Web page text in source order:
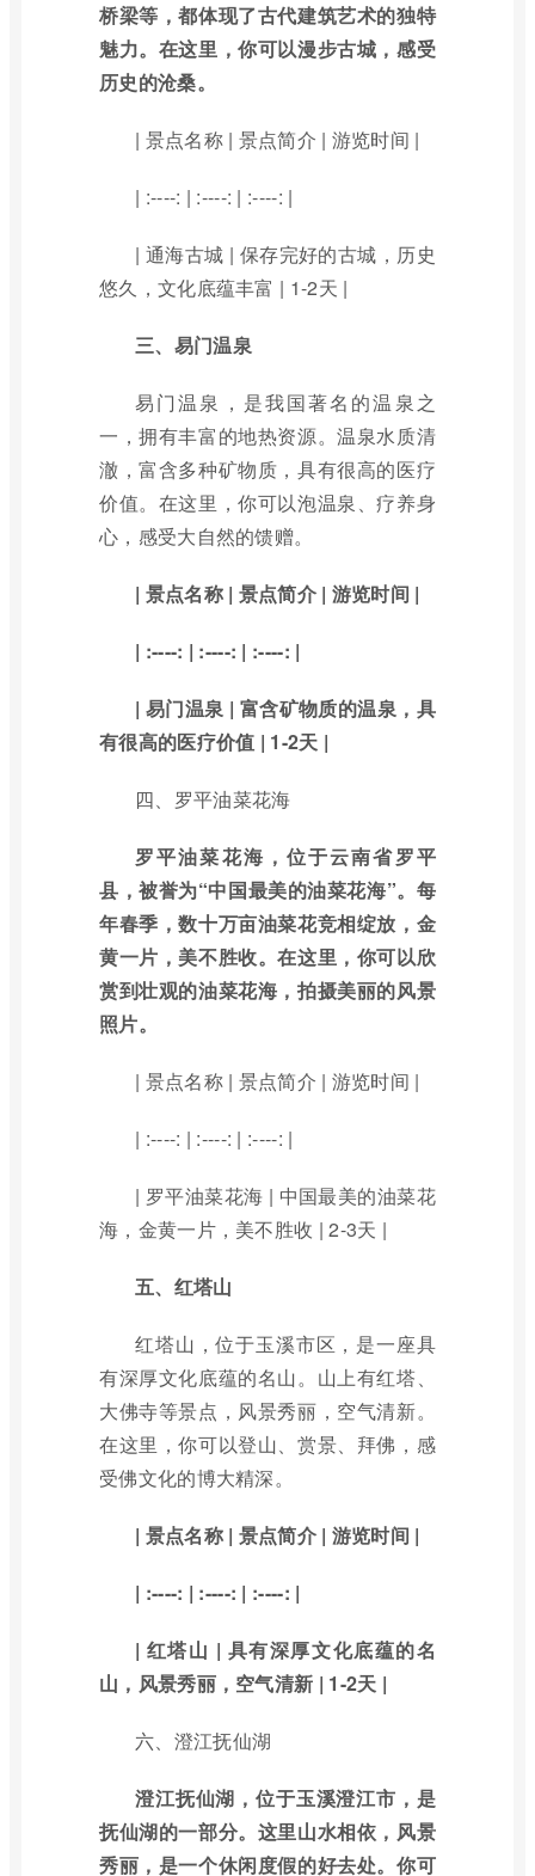
桥梁等，都体现了古代建筑艺术的独特
魅力。在这里，你可以漫步古城，感受
历史的沧桑。
| 景点名称 | 景点简介 | 游览时间 |
| :----: | :----: | :----: |
| 通海古城 | 保存完好的古城，历史
悠久，文化底蕴丰富 | 1-2天 |
三、易门温泉
易门温泉，是我国著名的温泉之
一，拥有丰富的地热资源。温泉水质清
澈，富含多种矿物质，具有很高的医疗
价值。在这里，你可以泡温泉、疗养身
心，感受大自然的馈赠。
| 景点名称 | 景点简介 | 游览时间 |
| :----: | :----: | :----: |
| 易门温泉 | 富含矿物质的温泉，具
有很高的医疗价值 | 1-2天 |
四、罗平油菜花海
罗平油菜花海，位于云南省罗平
县，被誉为“中国最美的油菜花海”。每
年春季，数十万亩油菜花竞相绽放，金
黄一片，美不胜收。在这里，你可以欣
赏到壮观的油菜花海，拍摄美丽的风景
照片。
| 景点名称 | 景点简介 | 游览时间 |
| :----: | :----: | :----: |
| 罗平油菜花海 | 中国最美的油菜花
海，金黄一片，美不胜收 | 2-3天 |
五、红塔山
红塔山，位于玉溪市区，是一座具
有深厚文化底蕴的名山。山上有红塔、
大佛寺等景点，风景秀丽，空气清新。
在这里，你可以登山、赏景、拜佛，感
受佛文化的博大精深。
| 景点名称 | 景点简介 | 游览时间 |
| :----: | :----: | :----: |
| 红塔山 | 具有深厚文化底蕴的名
山，风景秀丽，空气清新 | 1-2天 |
六、澄江抚仙湖
澄江抚仙湖，位于玉溪澄江市，是
抚仙湖的一部分。这里山水相依，风景
秀丽，是一个休闲度假的好去处。你可